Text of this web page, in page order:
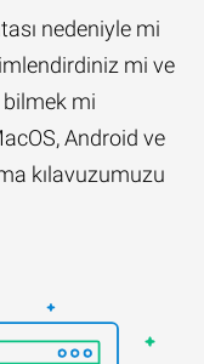
nedeniyle mi
mi ve
bilmek mi
Android ve
kılavuzumuzu